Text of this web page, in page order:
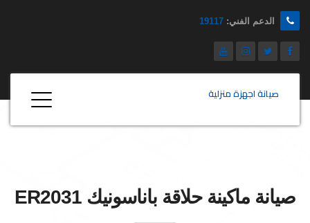
الدعم الفني: 19117
صيانة اجهزة منزلية
صيانة ماكينة حلاقة باناسونيك